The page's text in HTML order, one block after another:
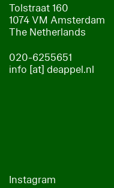
Tolstraat 160
1074 VM Amsterdam
The Netherlands
020-6255651
info [at] deappel.nl
Instagram